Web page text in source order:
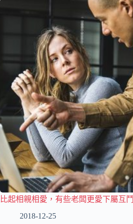
比起相親相愛，有些老闆更愛下屬互鬥
2018-12-25